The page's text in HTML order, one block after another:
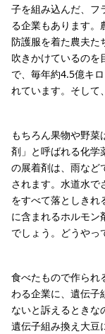
子を組み込んだ、フ
る企業もあります。
防護服を着た農夫た
吹きかけているのを
で、毎年約4.5億キ
れています。そして
もちろん果物や野
剤」と呼ばれる化学
の展着剤は、雨など
されます。水道水で
をすべて落としきれ
に含まれるホルモン
でしょう。どうやっ
食べたもので作られ
わる企業に、遺伝子
ないと訴えるときな
遺伝子組み換え大豆